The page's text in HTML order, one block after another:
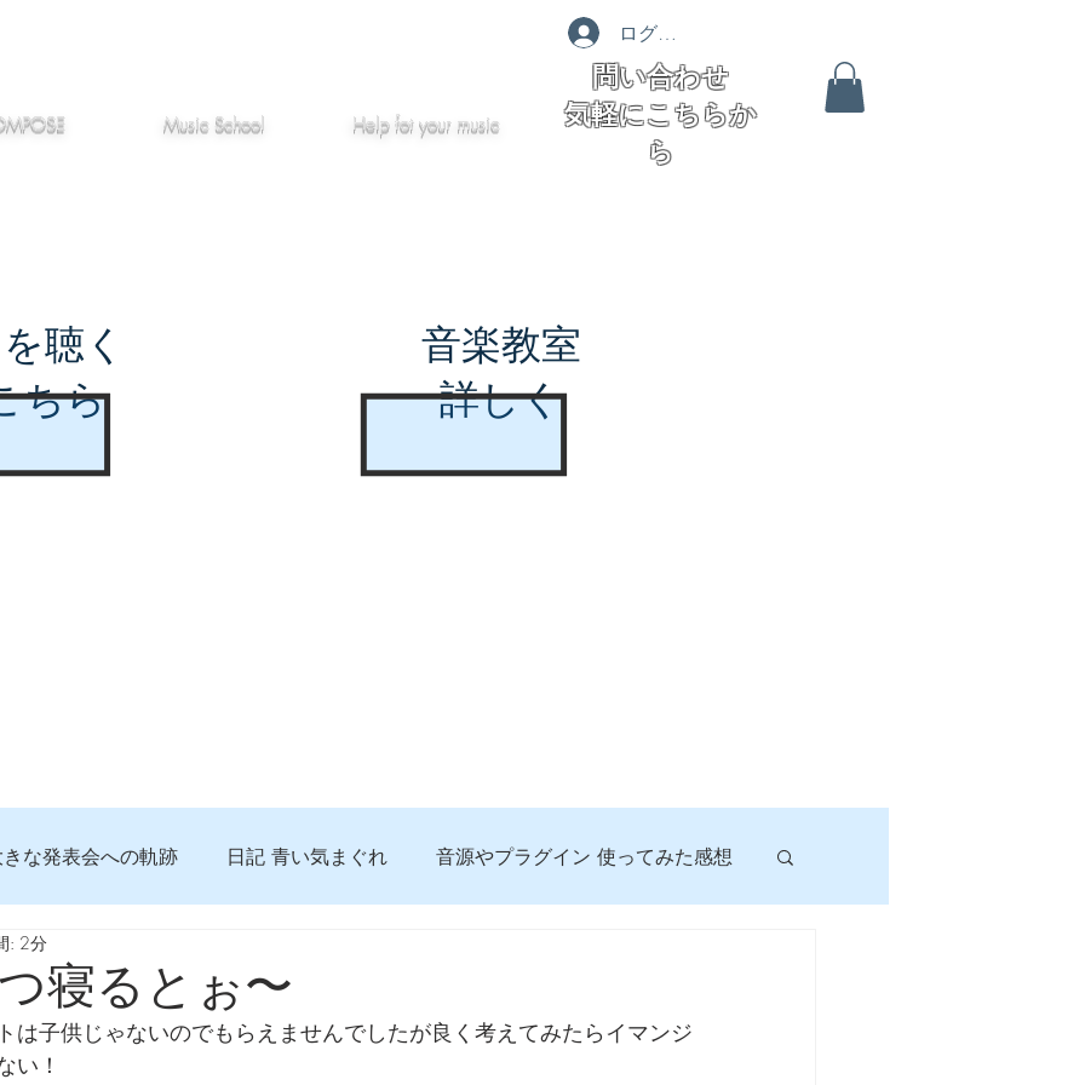
Music School Helpfot your music
ログイン
問い合わせ
気軽にこちらか
ら
聴く
ちら
音楽教室
詳しく
な発表会への軌跡 日記 青い気まぐれ 音源やプラグイン 使ってみた感想
っておきたいコト
食べんじーの美味しい記事 便利な経験、新しいコトに挑戦しよう
寝るとぉ〜
: 2分
は子供じゃないのでもらえませんでしたが良く考えてみたらイマンジ
い！